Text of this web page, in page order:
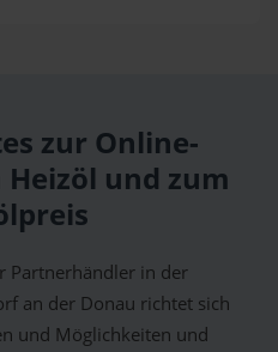
zur Online-
und zum
Partnerhändler in der
an der Donau richtet sich
und Möglichkeiten und